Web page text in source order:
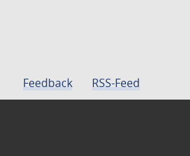
Feedback RSS-Feed